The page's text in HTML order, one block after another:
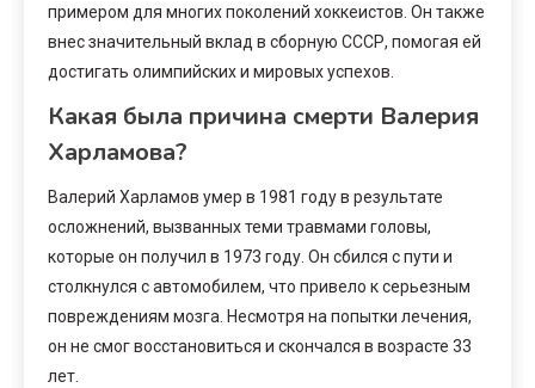
примером для многих поколений хоккеистов. Он также
внес значительный вклад в сборную СССР, помогая ей
достигать олимпийских и мировых успехов.
Какая была причина смерти Валерия
Харламова?
Валерий Харламов умер в 1981 году в результате
осложнений, вызванных теми травмами головы,
которые он получил в 1973 году. Он сбился с пути и
столкнулся с автомобилем, что привело к серьезным
повреждениям мозга. Несмотря на попытки лечения,
он не смог восстановиться и скончался в возрасте 33
лет.